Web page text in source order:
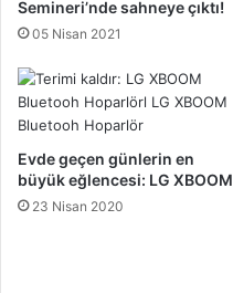
Semineri’nde sahneye çıktı!
05 Nisan 2021
Evde geçen günlerin en
büyük eğlencesi: LG XBOOM
23 Nisan 2020